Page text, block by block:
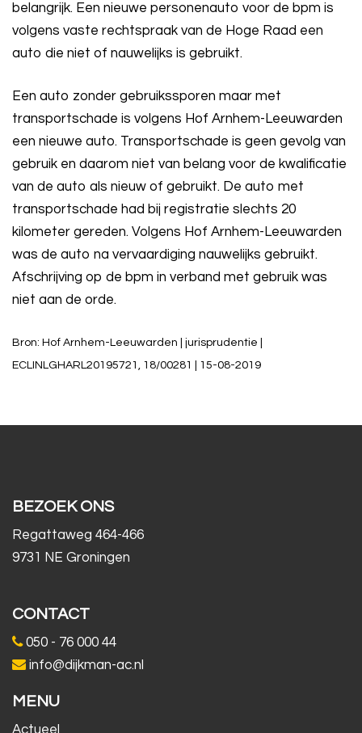
belangrijk. Een nieuwe personenauto voor de bpm is
volgens vaste rechtspraak van de Hoge Raad een
auto die niet of nauwelijks is gebruikt.
Een auto zonder gebruikssporen maar met
transportschade is volgens Hof Arnhem-Leeuwarden
een nieuwe auto. Transportschade is geen gevolg van
gebruik en daarom niet van belang voor de kwalificatie
van de auto als nieuw of gebruikt. De auto met
transportschade had bij registratie slechts 20
kilometer gereden. Volgens Hof Arnhem-Leeuwarden
was de auto na vervaardiging nauwelijks gebruikt.
Afschrijving op de bpm in verband met gebruik was
niet aan de orde.
Bron: Hof Arnhem-Leeuwarden | jurisprudentie |
ECLINLGHARL20195721, 18/00281 | 15-08-2019
BEZOEK ONS
Regattaweg 464-466
9731 NE Groningen
CONTACT
050 - 76 000 44
info@dijkman-ac.nl
MENU